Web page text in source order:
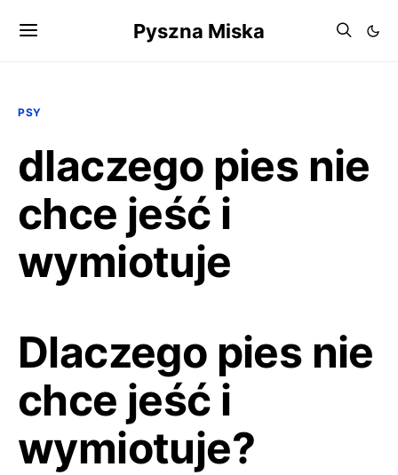
Pyszna Miska
PSY
dlaczego pies nie
chce jeść i
wymiotuje
Dlaczego pies nie
chce jeść i
wymiotuje?